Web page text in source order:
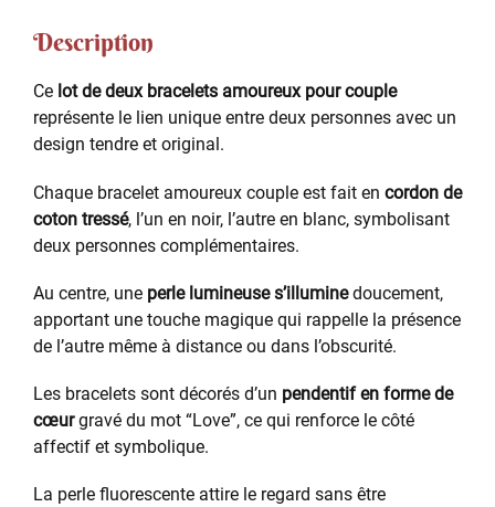
Description
Ce lot de deux bracelets amoureux pour couple
représente le lien unique entre deux personnes avec un
design tendre et original.
Chaque bracelet amoureux couple est fait en cordon de
coton tressé, l’un en noir, l’autre en blanc, symbolisant
deux personnes complémentaires.
Au centre, une perle lumineuse s’illuminedoucement,
apportant une touche magique qui rappelle la présence
de l’autre même à distance ou dans l’obscurité.
Les bracelets sont décorés d’un pendentif en forme de
cœurgravé du mot “Love”, ce qui renforce le côté
affectif et symbolique.
La perle fluorescente attire le regard sans être